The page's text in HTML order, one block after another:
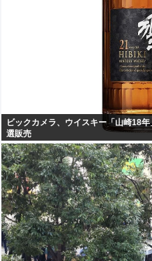
ビックカメラ、ウイスキー「山崎18
選販売